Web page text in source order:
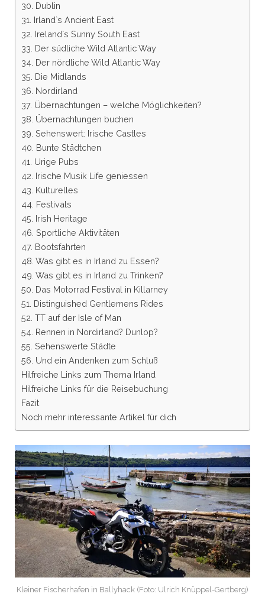
30. Dublin
31. Irland`s Ancient East
32. Ireland`s Sunny South East
33. Der südliche Wild Atlantic Way
34. Der nördliche Wild Atlantic Way
35. Die Midlands
36. Nordirland
37. Übernachtungen – welche Möglichkeiten?
38. Übernachtungen buchen
39. Sehenswert: Irische Castles
40. Bunte Städtchen
41. Urige Pubs
42. Irische Musik Life geniessen
43. Kulturelles
44. Festivals
45. Irish Heritage
46. Sportliche Aktivitäten
47. Bootsfahrten
48. Was gibt es in Irland zu Essen?
49. Was gibt es in Irland zu Trinken?
50. Das Motorrad Festival in Killarney
51. Distinguished Gentlemens Rides
52. TT auf der Isle of Man
54. Rennen in Nordirland? Dunlop?
55. Sehenswerte Städte
56. Und ein Andenken zum Schluß
Hilfreiche Links zum Thema Irland
Hilfreiche Links für die Reisebuchung
Fazit
Noch mehr interessante Artikel für dich
Kleiner Fischerhafen in Ballyhack (Foto: Ulrich Knüppel-Gertberg)